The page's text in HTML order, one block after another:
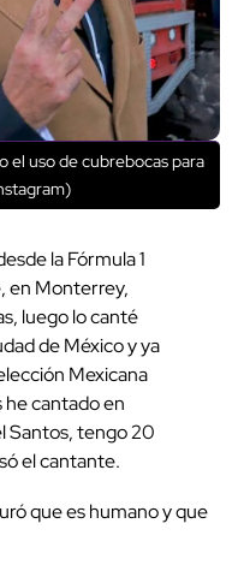
el uso de cubrebocas para
la Fórmula 1
en Monterrey,
luego lo canté
de México y ya
Mexicana
he cantado en
Santos, tengo 20
el cantante.
que es humano y que